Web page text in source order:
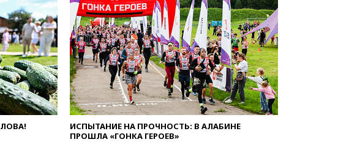
12:15
Минцифры РФ не
планирует вводить
ограничения на доступ детей
в соцсети
11:58Резаи: Иран не допустит
открытия второго маршрута в
Ормузском проливе
11:48Жители Москвы и
Подмосковья сообщили о
громких взрывах
ИСПЫТАНИЕ НА ПРОЧНОСТЬ: В АЛАБИНЕ
ПРОШЛА «ГОНКА ГЕРОЕВ»